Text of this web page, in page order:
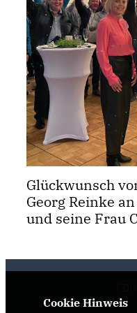
Glückwunsch
Georg Reinke
und seine Frau
Cookie Hinweis